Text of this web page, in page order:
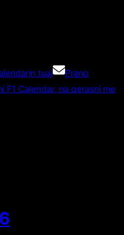
tuaj
Prano
F1 Calendar, na qerasni me